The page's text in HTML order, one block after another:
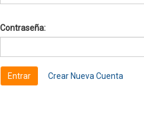
Contraseña:
Crear Nueva Cuenta